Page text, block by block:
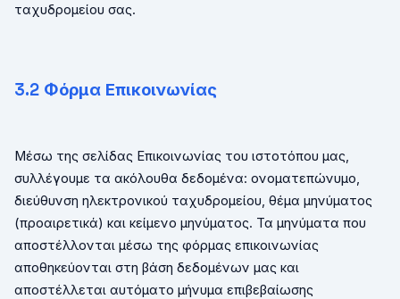
ταχυδρομείου σας.
3.2 Φόρμα Επικοινωνίας
Μέσω της σελίδας Επικοινωνίας του ιστοτόπου μας,
συλλέγουμε τα ακόλουθα δεδομένα: ονοματεπώνυμο,
διεύθυνση ηλεκτρονικού ταχυδρομείου, θέμα μηνύματος
(προαιρετικά) και κείμενο μηνύματος. Τα μηνύματα που
αποστέλλονται μέσω της φόρμας επικοινωνίας
αποθηκεύονται στη βάση δεδομένων μας και
αποστέλλεται αυτόματο μήνυμα επιβεβαίωσης